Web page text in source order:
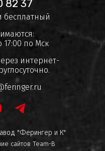
82 37
бесплатный
17:00 по Мск
интернет-
"Ферингер и К"
сайтов Team-B